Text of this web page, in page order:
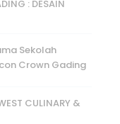
: DESAIN
Sekolah
Crown Gading
CULINARY &